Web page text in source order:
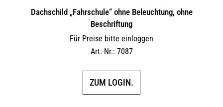
Dachschild „Fahrschule“ ohne Beleuchtung, ohne
Beschriftung
Für Preise bitte einloggen
Art.-Nr.: 7087
ZUM LOGIN.